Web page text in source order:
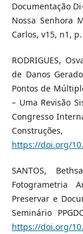
Documentação
Nossa Senhora
Carlos, v15, n1,
RODRIGUES,
de Danos
Pontos de
– Uma Revisão
Congresso
https://doi.org/
SANTOS,
Fotogrametria
Preservar e
Seminário
https://doi.org/